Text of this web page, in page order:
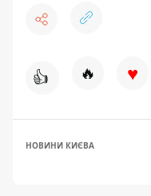
👍 🔥 ♥
НОВИНИ КИЄВА